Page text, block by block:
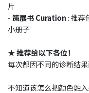
片
- 策展书 Curation​: 推荐
小册子
★ 推荐给以下各位！
每次都因不同的诊断结果
不知道该怎么把颜色融入